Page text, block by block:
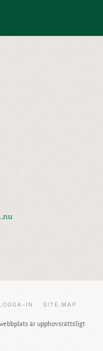
är upphovsrättsligt
IN SITE.MAP